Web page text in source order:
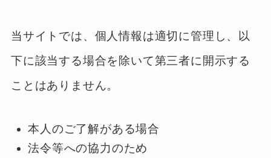
当サイトでは、個人情報は適切に管理し、以
下に該当する場合を除いて第三者に開示する
ことはありません。
本人のご了解がある場合
法令等への協力のため